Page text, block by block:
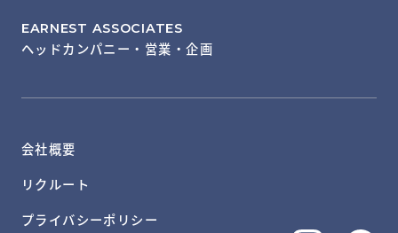
EARNEST ASSOCIATES
ヘッドカンパニー・営業・企画
会社概要
リクルート
プライバシーポリシー